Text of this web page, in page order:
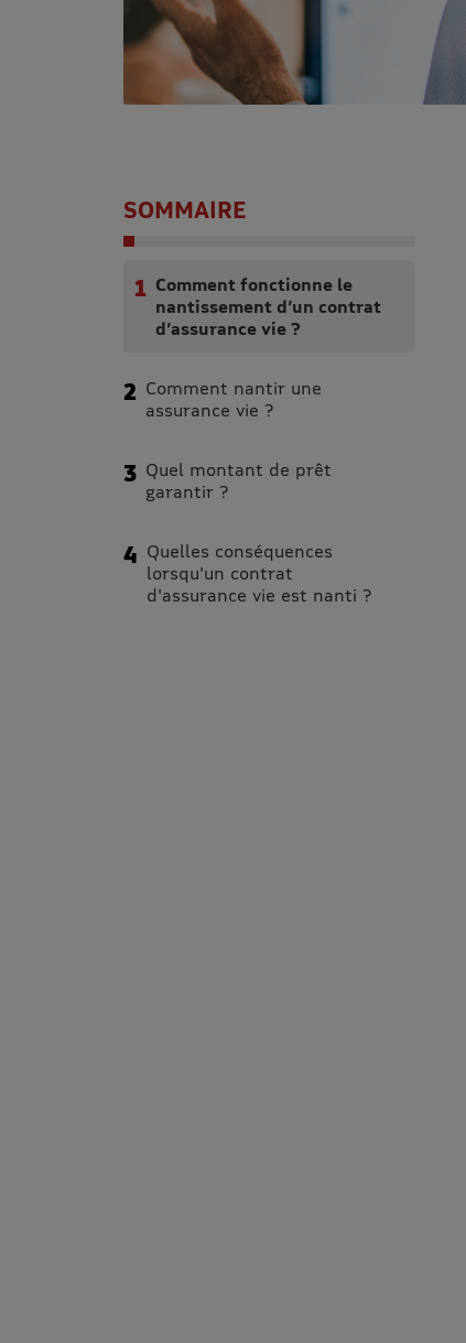
SOMMAIRE
Comment fonctionne le
nantissement d’un contrat
d’assurance vie ?
Comment nantir une
assurance vie ?
Quel montant de prêt
garantir ?
Quelles conséquences
lorsqu'un contrat
d'assurance vie est nanti ?